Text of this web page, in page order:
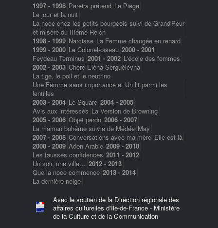
1997 - 1998 Pereira prétend Le Piège
Le jour et la nuit
La noce chez les petits bourgeois suivi de Grand'Peur
et misère du IIIème Reich
1998 - 1999 Narcisse La Femme changée en renard
1999 - 2000 Le Colonel-oiseau 2000 - 2001
Feydeau Terminus 2001 - 2002 L'école des femmes
2002 - 2003 Chère Eléna Serguéiévna
La tige, le poil et le neutrino
Une Femme sans importance et Un lit parmi les
lentilles
2003 - 2004 Le Square 2004 - 2005
Avis aux intéressés La Version de Browning
2005 - 2006 Objet perdu 2006 - 2007
La maman bohême suivie de Médée May
2007 - 2008 Conversations avec ma mère Elle est là
2008 - 2009 Aden Arabie 2009 - 2010
Les fausses confidences 2011 - 2012
Un soir, une ville… 2012 - 2013
Que la noce commence 2013 - 2014
La dernière neige
Avec le soutien de la Direction régionale des
affaires culturelles d'Île-de-France - Ministère
de la Culture et de la Communication